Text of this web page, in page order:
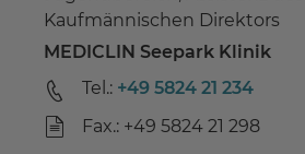
Kaufmännischen Direktors
MEDICLIN Seepark Klinik
Tel.: +49 5824 21 234
Fax.: +49 5824 21 298